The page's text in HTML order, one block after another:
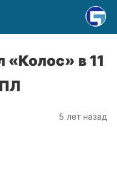
в 11
5 лет назад